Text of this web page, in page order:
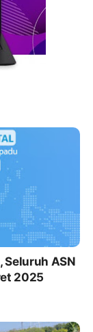
Seluruh ASN
2025